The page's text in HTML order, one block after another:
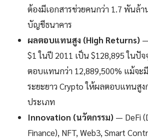
ต้องมีเอกสารช่วยคนกว่า 1.7 พันล้
บัญชีธนาคาร
ผลตอบแทนสูง (High Returns)
$1 ในปี 2011 เป็น $128,895 ในปั
ตอบแทนกว่า 12,889,500% แม้จะ
ระยะยาว Crypto ให้ผลตอบแทนสู
ประเภท
Innovation (นวัตกรรม) — DeFi
Finance), NFT, Web3, Smart